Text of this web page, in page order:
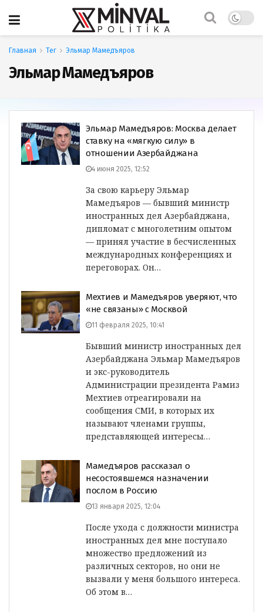
Главная Тег Эльмар Мамедъяров
Эльмар Мамедъяров
Эльмар Мамедъяров: Москва делает
ставку на «мягкую силу» в
отношении Азербайджана
4 июня 2025, 12:52
За свою карьеру Эльмар
Мамедъяров — бывший министр
иностранных дел Азербайджана,
дипломат с многолетним опытом
— принял участие в бесчисленных
международных конференциях и
переговорах. Он…
Мехтиев и Мамедъяров уверяют, что
«не связаны» с Москвой
11 февраля 2025, 10:41
Бывший министр иностранных дел
Азербайджана Эльмар Мамедъяров
и экс-руководитель
Администрации президента Рамиз
Мехтиев отреагировали на
сообщения СМИ, в которых их
называют членами группы,
представляющей интересы…
Мамедъяров рассказал о
несостоявшемся назначении
послом в Россию
13 января 2025, 12:04
После ухода с должности министра
иностранных дел мне поступало
множество предложений из
различных секторов, но они не
вызвали у меня большого интереса.
Об этом в…